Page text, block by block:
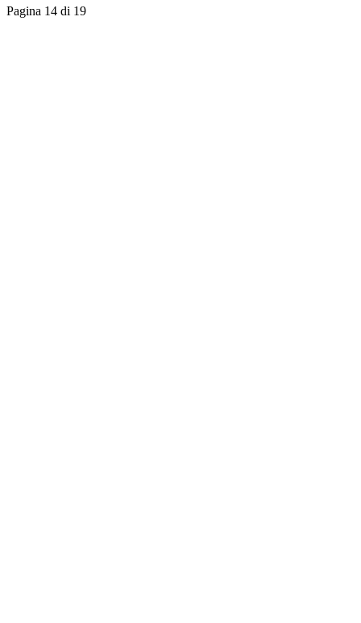
Pagina 14 di 19